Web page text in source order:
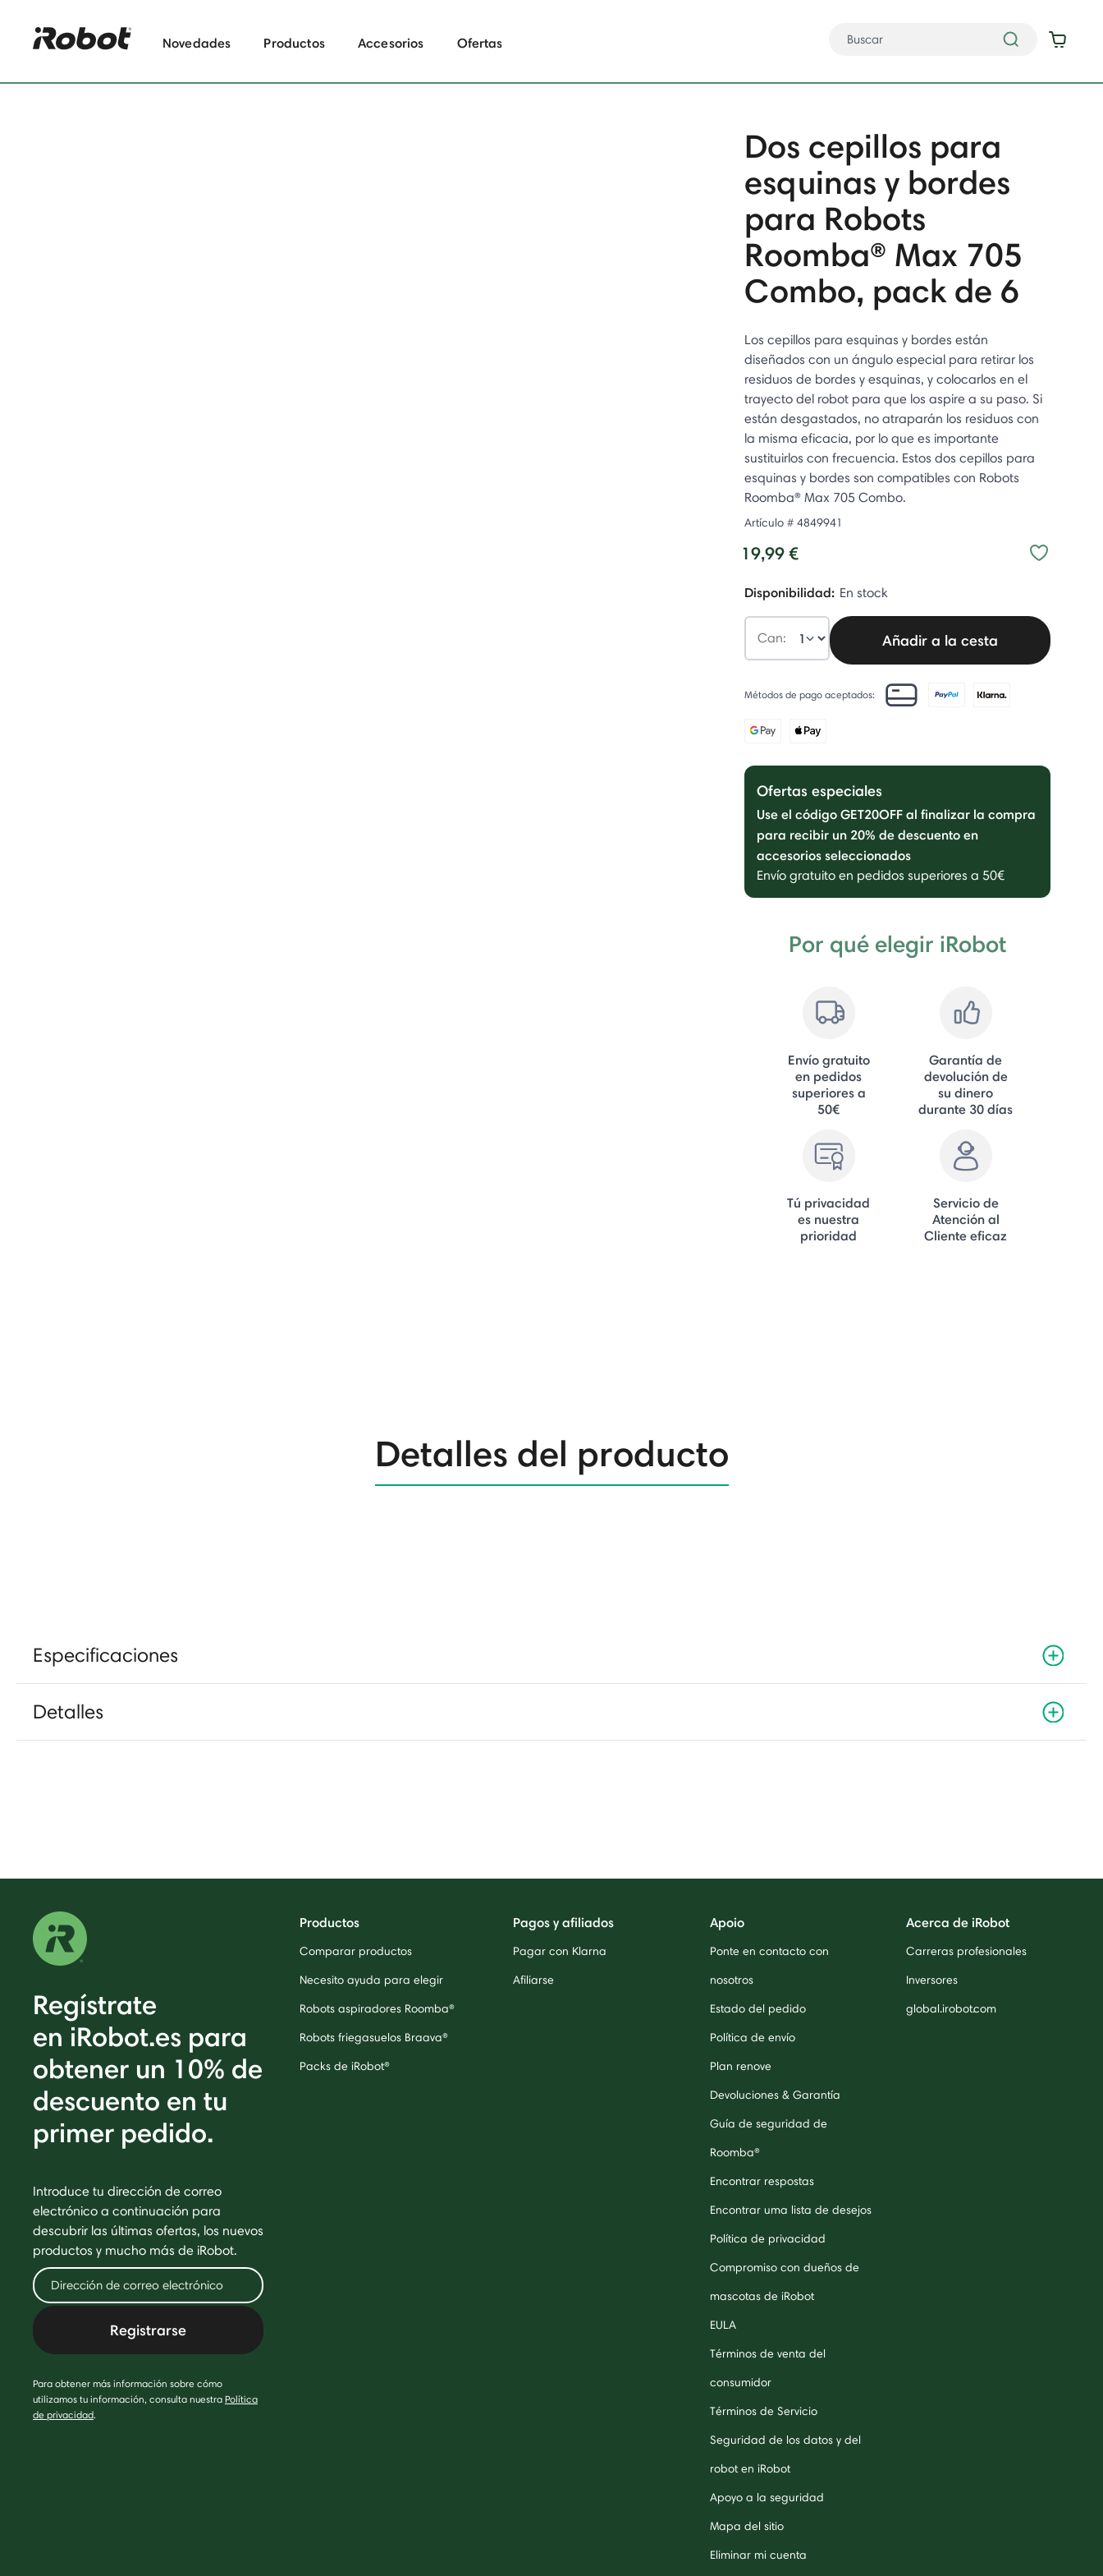
Novedades Productos Accesorios Ofertas
Dos cepillos para
esquinas y bordes
para Robots
Roomba® Max 705
Combo, pack de 6
Los cepillos para esquinas y bordes están
diseñados con un ángulo especial para retirar los
residuos de bordes y esquinas, y colocarlos en el
trayecto del robot para que los aspire a su paso. Si
están desgastados, no atraparán los residuos con
la misma eficacia, por lo que es importante
sustituirlos con frecuencia. Estos dos cepillos para
esquinas y bordes son compatibles con Robots
Roomba® Max 705 Combo.
Artículo # 4849941
19,99 €
Disponibilidad: En stock
Can: Añadir a la cesta
Métodos de pago aceptados:
Ofertas especiales
Use el código GET20OFF al finalizar la compra
para recibir un 20% de descuento en
accesorios seleccionados
Envío gratuito en pedidos superiores a 50€
Por qué elegir iRobot
Envío gratuito
en pedidos
superiores a
50€
Garantía de
devolución de
su dinero
durante 30 días
Tú privacidad
es nuestra
prioridad
Servicio de
Atención al
Cliente eficaz
Detalles del producto
Especificaciones
Detalles
Regístrate
en iRobot.es para
obtener un 10% de
descuento en tu
primer pedido.
Introduce tu dirección de correo
electrónico a continuación para
descubrir las últimas ofertas, los nuevos
productos y mucho más de iRobot.
Registrarse
Para obtener más información sobre cómo
utilizamos tu información, consulta nuestra Política
de privacidad.
Productos
Comparar productos
Necesito ayuda para elegir
Robots aspiradores Roomba®
Robots friegasuelos Braava®
Packs de iRobot®
Pagos y afiliados
Pagar con Klarna
Afiliarse
Apoio
Ponte en contacto con
nosotros
Estado del pedido
Política de envío
Plan renove
Devoluciones & Garantía
Guía de seguridad de
Roomba®
Encontrar respostas
Encontrar uma lista de desejos
Política de privacidad
Compromiso con dueños de
mascotas de iRobot
EULA
Términos de venta del
consumidor
Términos de Servicio
Seguridad de los datos y del
robot en iRobot
Apoyo a la seguridad
Mapa del sitio
Eliminar mi cuenta
Acerca de iRobot
Carreras profesionales
Inversores
global.irobot.com